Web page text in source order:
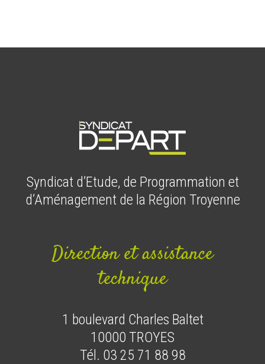
Syndicat d’Etude, de Programmation et
d’Aménagement de la Région Troyenne
Direction et assistance
technique
1 boulevard Charles Baltet
10000 TROYES
Tél. 03 25 71 88 98